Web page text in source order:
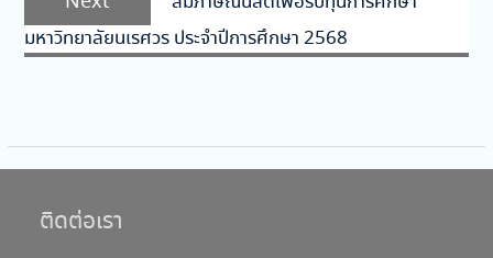
post:
มหาวิทยาลัยนเรศวร ประจำปีการศึกษา 2568
ติดต่อเรา